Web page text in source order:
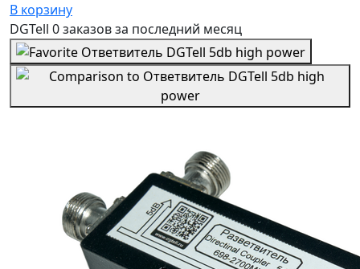
В корзину
DGTell 0 заказовза последний месяц